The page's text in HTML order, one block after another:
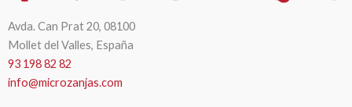
Avda. Can Prat 20, 08100
Mollet del Valles, España
93 198 82 82
info@microzanjas.com